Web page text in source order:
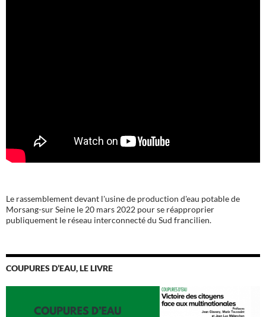
Le rassemblement devant l'usine de production d'eau potable de
Morsang-sur Seine le 20 mars 2022 pour se réapproprier
publiquement le réseau interconnecté du Sud francilien.
COUPURES D’EAU, LE LIVRE